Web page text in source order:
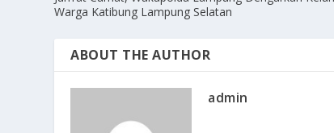
Warga Katibung Lampung Selatan
ABOUT THE AUTHOR
admin